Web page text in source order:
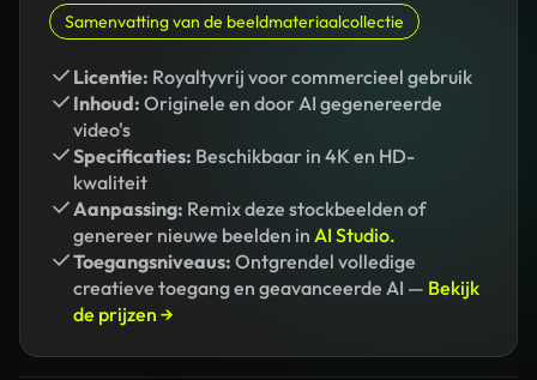
Samenvatting van de beeldmateriaalcollectie
Licentie: Royaltyvrij voor commercieel gebruik
Inhoud: Originele en door AI gegenereerde
video's
Specificaties: Beschikbaar in 4K en HD-
kwaliteit
Aanpassing: Remix deze stockbeelden of
genereer nieuwe beelden in AI Studio.
Toegangsniveaus: Ontgrendel volledige
creatieve toegang en geavanceerde AI — Bekijk
de prijzen →